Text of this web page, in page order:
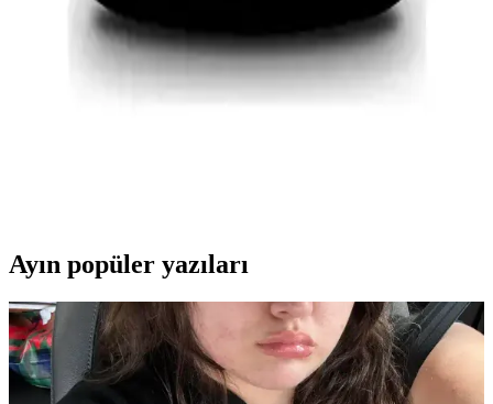
Doğal ve organik sertifikalı Sri Lanka menşeli hindistan cevizi yağı,
soğuk sıkım yöntemiyle üretilmiş, çok yönlü kullanım alanlarıyla
sağlıklı yaşam ve güzellikte tercih edilir.
Hardline Nutrition Whey 3 Matrix Protein Tozu
Ayın popüler yazıları